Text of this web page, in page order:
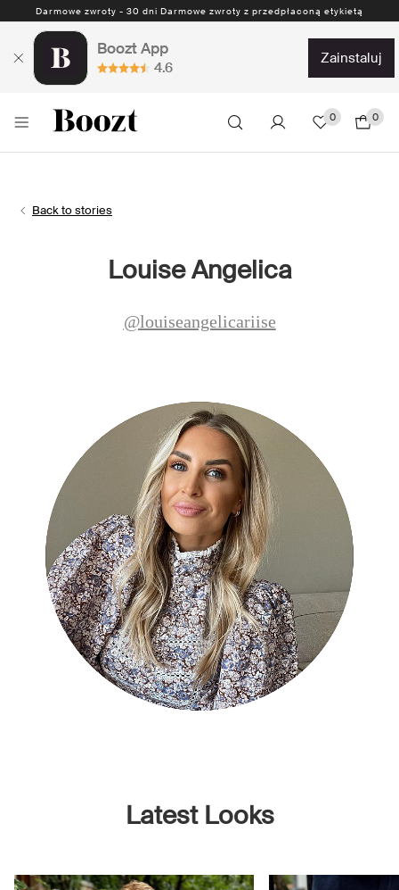
Darmowe zwroty - 30 dni Darmowe zwroty z przedpłaconą etykietą
Boozt App
4.6
zainstaluj
0 0
Back to stories
Louise Angelica
@louiseangelicariise
Latest Looks